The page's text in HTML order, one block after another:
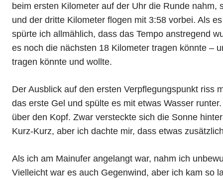
beim ersten Kilometer auf der Uhr die Runde nahm,
und der dritte Kilometer flogen mit 3:58 vorbei. Als
spürte ich allmählich, dass das Tempo anstregend
es noch die nächsten 18 Kilometer tragen könnte –
tragen könnte und wollte.
Der Ausblick auf den ersten Verpflegungspunkt riss
das erste Gel und spülte es mit etwas Wasser
über den Kopf. Zwar versteckte sich die Sonne
Kurz-Kurz, aber ich dachte mir, dass etwas
Als ich am Mainufer angelangt war, nahm ich
Vielleicht war es auch Gegenwind, aber ich kam so